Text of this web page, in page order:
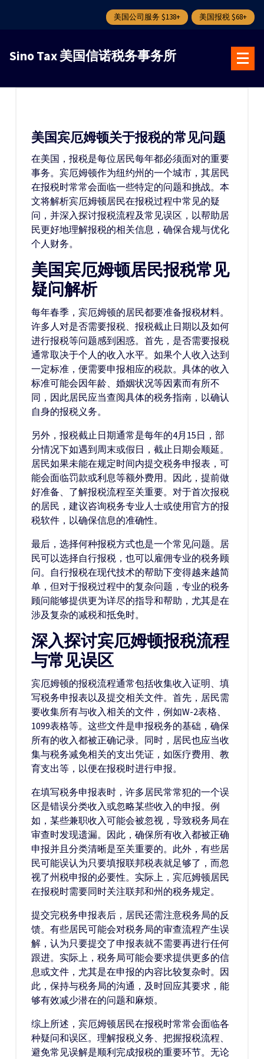
美国公司服务 $138+ 美国报税 $68+
Sino Tax 美国信诺税务事务所
美国宾厄姆顿关于报税的常见问题
在美国，报税是每位居民每年都必须面对的重要
事务。宾厄姆顿作为纽约州的一个城市，其居民
在报税时常常会面临一些特定的问题和挑战。本
文将解析宾厄姆顿居民在报税过程中常见的疑
问，并深入探讨报税流程及常见误区，以帮助居
民更好地理解报税的相关信息，确保合规与优化
个人财务。
美国宾厄姆顿居民报税常见
疑问解析
每年春季，宾厄姆顿的居民都要准备报税材料。
许多人对是否需要报税、报税截止日期以及如何
进行报税等问题感到困惑。首先，是否需要报税
通常取决于个人的收入水平。如果个人收入达到
一定标准，便需要申报相应的税款。具体的收入
标准可能会因年龄、婚姻状况等因素而有所不
同，因此居民应当查阅具体的税务指南，以确认
自身的报税义务。
另外，报税截止日期通常是每年的4月15日，部
分情况下如遇到周末或假日，截止日期会顺延。
居民如果未能在规定时间内提交税务申报表，可
能会面临罚款或利息等额外费用。因此，提前做
好准备、了解报税流程至关重要。对于首次报税
的居民，建议咨询税务专业人士或使用官方的报
税软件，以确保信息的准确性。
最后，选择何种报税方式也是一个常见问题。居
民可以选择自行报税，也可以雇佣专业的税务顾
问。自行报税在现代技术的帮助下变得越来越简
单，但对于报税过程中的复杂问题，专业的税务
顾问能够提供更为详尽的指导和帮助，尤其是在
涉及复杂的减税和抵免时。
深入探讨宾厄姆顿报税流程
与常见误区
宾厄姆顿的报税流程通常包括收集收入证明、填
写税务申报表以及提交相关文件。首先，居民需
要收集所有与收入相关的文件，例如W-2表格、
1099表格等。这些文件是申报税务的基础，确保
所有的收入都被正确记录。同时，居民也应当收
集与税务减免相关的支出凭证，如医疗费用、教
育支出等，以便在报税时进行申报。
在填写税务申报表时，许多居民常常犯的一个误
区是错误分类收入或忽略某些收入的申报。例
如，某些兼职收入可能会被忽视，导致税务局在
审查时发现遗漏。因此，确保所有收入都被正确
申报并且分类清晰是至关重要的。此外，有些居
民可能误认为只要填报联邦税表就足够了，而忽
视了州税申报的必要性。实际上，宾厄姆顿居民
在报税时需要同时关注联邦和州的税务规定。
提交完税务申报表后，居民还需注意税务局的反
馈。有些居民可能会对税务局的审查流程产生误
解，认为只要提交了申报表就不需要再进行任何
跟进。实际上，税务局可能会要求提供更多的信
息或文件，尤其是在申报的内容比较复杂时。因
此，保持与税务局的沟通，及时回应其要求，能
够有效减少潜在的问题和麻烦。
综上所述，宾厄姆顿居民在报税时常常会面临各
种疑问和误区。理解报税义务、把握报税流程、
避免常见误解是顺利完成报税的重要环节。无论